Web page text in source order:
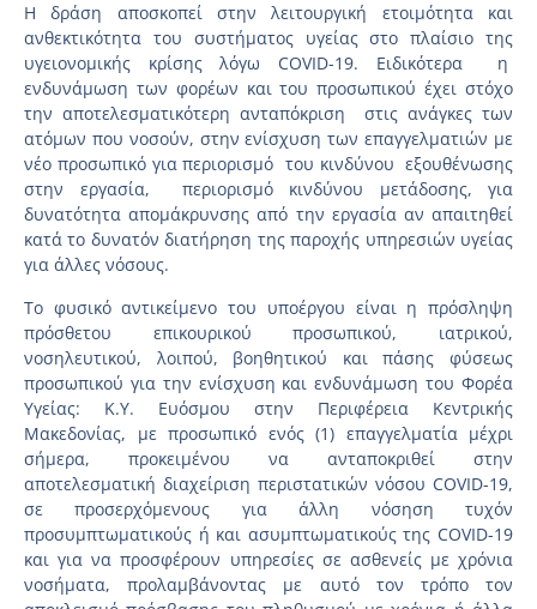
Η δράση αποσκοπεί στην λειτουργική ετοιμότητα και
ανθεκτικότητα του συστήματος υγείας στο πλαίσιο της
υγειονομικής κρίσης λόγω COVID-19. Ειδικότερα η
ενδυνάμωση των φορέων και του προσωπικού έχει στόχο
την αποτελεσματικότερη ανταπόκριση στις ανάγκες των
ατόμων που νοσούν, στην ενίσχυση των επαγγελματιών με
νέο προσωπικό για περιορισμό του κινδύνου εξουθένωσης
στην εργασία, περιορισμό κινδύνου μετάδοσης, για
δυνατότητα απομάκρυνσης από την εργασία αν απαιτηθεί
κατά το δυνατόν διατήρηση της παροχής υπηρεσιών υγείας
για άλλες νόσους.
Το φυσικό αντικείμενο του υποέργου είναι η πρόσληψη
πρόσθετου επικουρικού προσωπικού, ιατρικού,
νοσηλευτικού, λοιπού, βοηθητικού και πάσης φύσεως
προσωπικού για την ενίσχυση και ενδυνάμωση του Φορέα
Υγείας: Κ.Υ. Ευόσμου στην Περιφέρεια Κεντρικής
Μακεδονίας, με προσωπικό ενός (1) επαγγελματία μέχρι
σήμερα, προκειμένου να ανταποκριθεί στην
αποτελεσματική διαχείριση περιστατικών νόσου COVID-19,
σε προσερχόμενους για άλλη νόσηση τυχόν
προσυμπτωματικούς ή και ασυμπτωματικούς της COVID-19
και για να προσφέρουν υπηρεσίες σε ασθενείς με χρόνια
νοσήματα, προλαμβάνοντας με αυτό τον τρόπο τον